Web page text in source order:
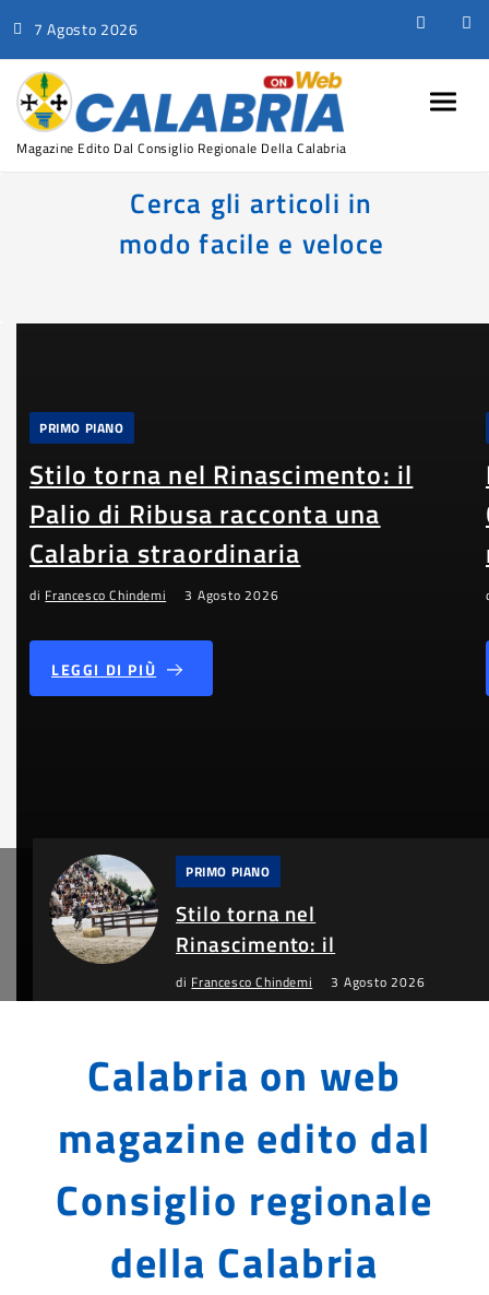
7 Agosto 2026
Magazine Edito Dal Consiglio Regionale Della Calabria
Cerca gli articoli in
modo facile e veloce
PRIMO PIANO
Stilo torna nel Rinascimento: il
Palio di Ribusa racconta una
Calabria straordinaria
di Francesco Chindemi 3 Agosto 2026
LEGGI DI PIÙ
PRIMO PIANO
Stilo torna nel
Rinascimento: il
di Francesco Chindemi 3 Agosto 2026
Calabria on web
magazine edito dal
Consiglio regionale
della Calabria